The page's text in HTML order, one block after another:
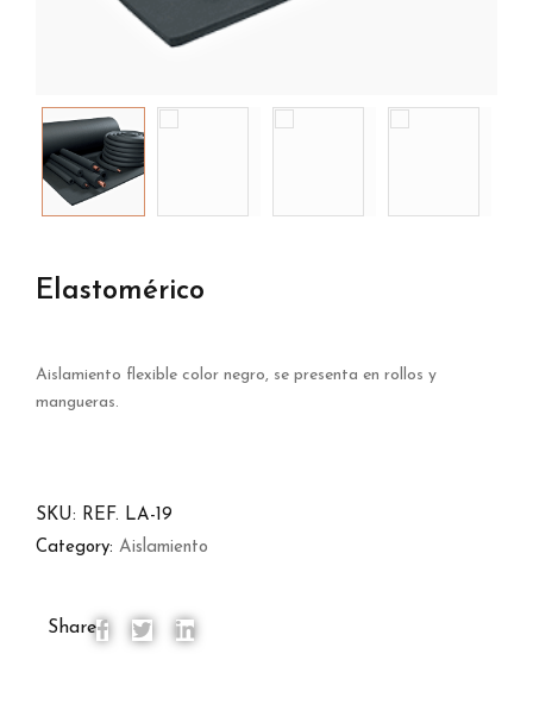
Elastomérico
Aislamiento flexible color negro, se presenta en rollos y
mangueras.
SKU: REF. LA-19
Category: Aislamiento
Share